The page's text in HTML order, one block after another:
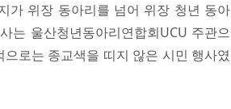
가 위장 동아리를 넘어 위장 청년 동아
는 울산청년동아리연합회UCU 주관으
로는 종교색을 띠지 않은 시민 행사였